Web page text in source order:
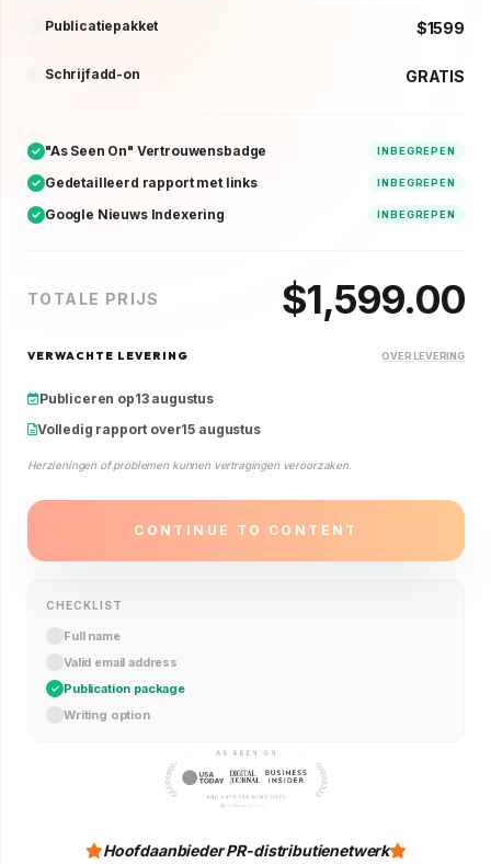
Publicatiepakket $1599
Schrijfadd-on GRATIS
"As Seen On" Vertrouwensbadge INBEGREPEN
Gedetailleerd rapport met links INBEGREPEN
Google Nieuws Indexering INBEGREPEN
TOTALE PRIJS $1,599.00
VERWACHTE LEVERING OVER LEVERING
Publiceren op13 augustus
Volledig rapport over15 augustus
Herzieningen of problemen kunnen vertragingen veroorzaken.
CONTINUE TO CONTENT
CHECKLIST
Full name
Valid email address
Publication package
Writing option
Hoofdaanbieder PR-distributienetwerk